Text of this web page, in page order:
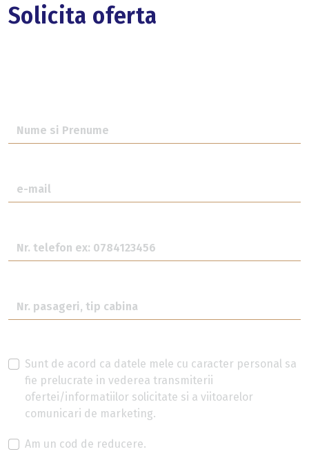
Solicita oferta
Sunt de acord ca datele mele cu caracter personal sa
fie prelucrate in vederea transmiterii
ofertei/informatiilor solicitate si a viitoarelor
comunicari de marketing.
Am un cod de reducere.